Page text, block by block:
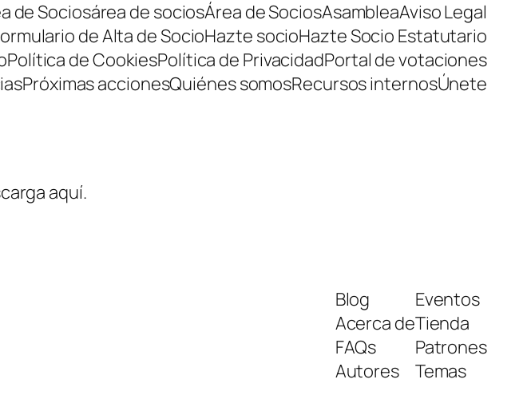
de Sociosárea de sociosÁrea de SociosAsambleaAviso Legal
de Alta de SocioHazte socioHazte Socio Estatutario
Política de CookiesPolítica de PrivacidadPortal de votaciones
Próximas accionesQuiénes somosRecursos internosÚnete
aquí.
Blog
Acerca de
FAQs
Autores
Eventos
Tienda
Patrones
Temas